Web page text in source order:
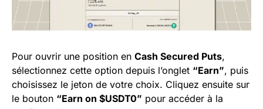
Pour ouvrir une position en Cash Secured Puts,
sélectionnez cette option depuis l’onglet “Earn”, puis
choisissez le jeton de votre choix. Cliquez ensuite sur
le bouton “Earn on $USDT0” pour accéder à la